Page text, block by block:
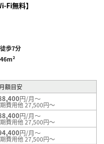
Fi無料】
歩7分
月額目安
円/月～
費用他 27,500円～
円/月～
費用他 27,500円～
円/月～
費用他 27,500円～